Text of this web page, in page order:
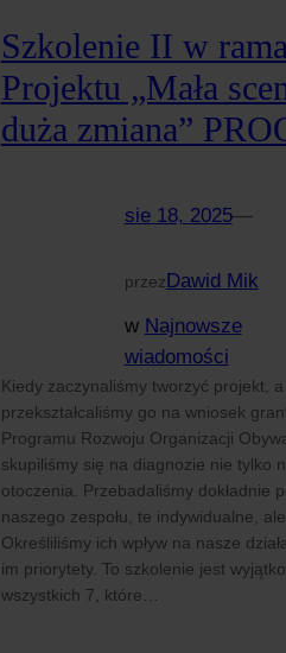
Szkolenie II w
Projektu „Mała
duża zmiana”
sie 18, 2025—
przezDawid Mik
w Najnowsze
wiadomości
Kiedy zaczynaliśmy tworzyć projekt,
przekształcaliśmy go na wniosek
Programu Rozwoju Organizacji
skupiliśmy się na diagnozie nie tylko
otoczenia. Przebadaliśmy dokładnie
naszego zespołu, te indywidualne,
Określiliśmy ich wpływ na nasze
im priorytety. To szkolenie jest
wszystkich 7, które…